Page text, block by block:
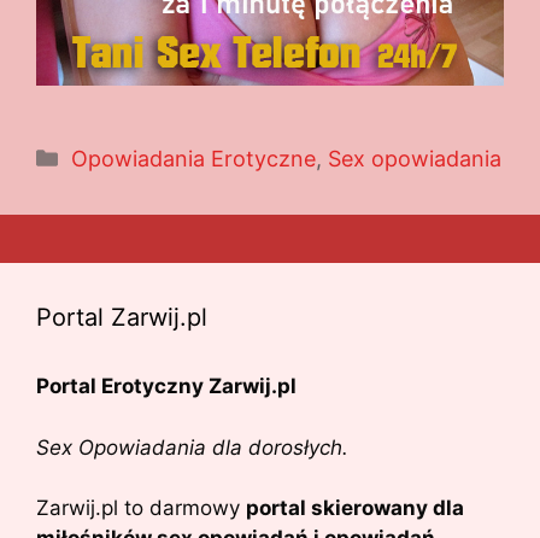
Kategorie
Opowiadania Erotyczne, Sex opowiadania
Portal Zarwij.pl
Portal Erotyczny Zarwij.pl
Sex Opowiadania dla dorosłych.
Zarwij.pl to darmowy portal skierowany dla